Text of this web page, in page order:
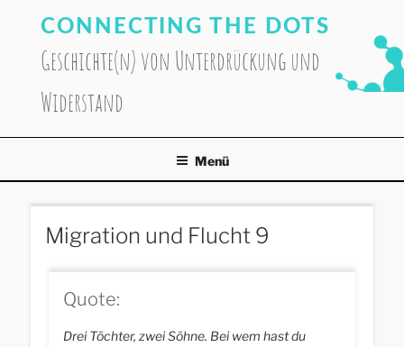
springen
CONNECTING THE DOTS
Geschichte(n) von Unterdrückung und
Widerstand
Menü
Migration und Flucht 9
Quote:
Drei Töchter, zwei Söhne. Bei wem hast du